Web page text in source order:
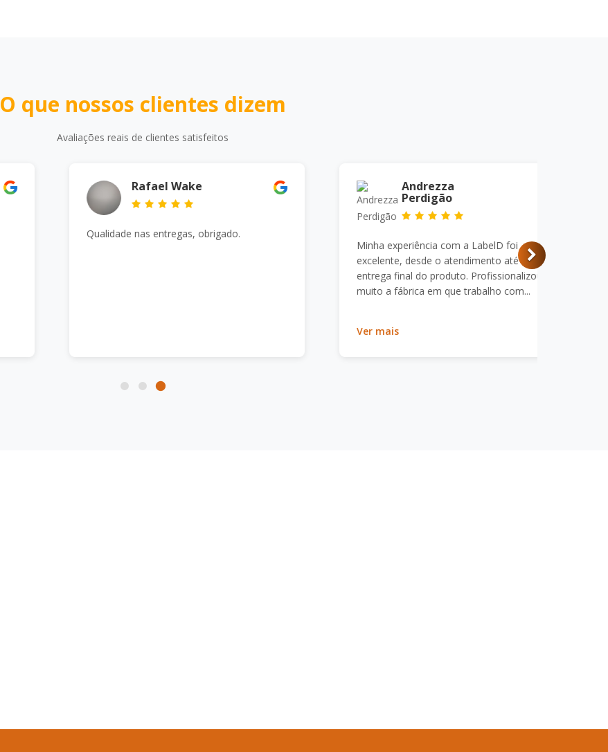
O que nossos clientes dizem
Avaliações reais de clientes satisfeitos
Rafael Wake
Qualidade nas entregas, obrigado.
Andrezza
Perdigão
Minha experiência com a LabelD foi
excelente, desde o atendimento até a
entrega final do produto.
Profissionalizou muito a fábrica em